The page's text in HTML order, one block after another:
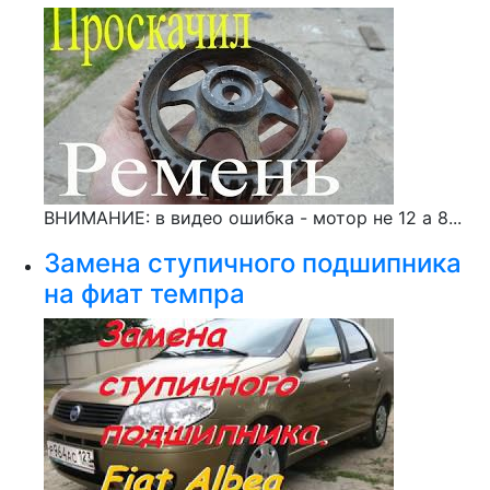
ВНИМАНИЕ: в видео ошибка - мотор не 12 а 8...
Замена ступичного подшипника
на фиат темпра